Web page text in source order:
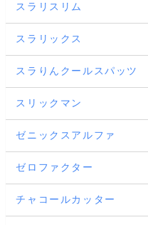
スラリスリム
スラリックス
スラりんクールスパッツ
スリックマン
ゼニックスアルファ
ゼロファクター
チャコールカッター